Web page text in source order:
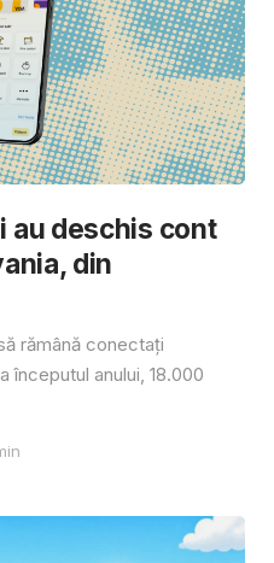
au deschis cont
din
rămână conectați
începutul anului, 18.000